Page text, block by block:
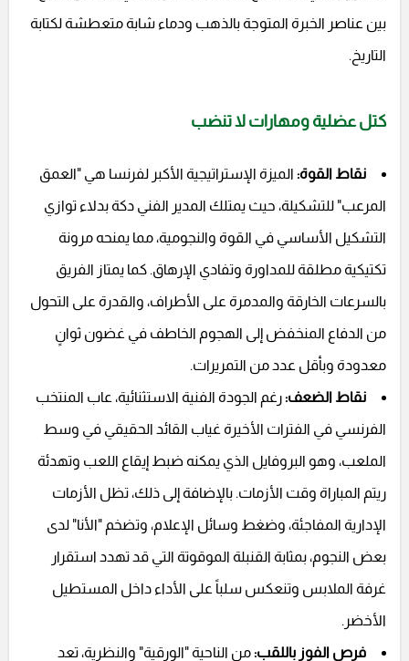
بين عناصر الخبرة المتوجة بالذهب ودماء شابة متعطشة لكتابة
التاريخ.
كتل عضلية ومهارات لا تنضب
نقاط القوة: الميزة الإستراتيجية الأكبر لفرنسا هي "العمق
المرعب" للتشكيلة، حيث يمتلك المدير الفني دكة بدلاء توازي
التشكيل الأساسي في القوة والنجومية، مما يمنحه مرونة
تكتيكية مطلقة للمداورة وتفادي الإرهاق. كما يمتاز الفريق
بالسرعات الخارقة والمدمرة على الأطراف، والقدرة على التحول
من الدفاع المنخفض إلى الهجوم الخاطف في غضون ثوانٍ
معدودة وبأقل عدد من التمريرات.
نقاط الضعف:رغم الجودة الفنية الاستثنائية، عاب المنتخب
الفرنسي في الفترات الأخيرة غياب القائد الحقيقي في وسط
الملعب، وهو البروفايل الذي يمكنه ضبط إيقاع اللعب وتهدئة
ريتم المباراة وقت الأزمات. بالإضافة إلى ذلك، تظل الأزمات
الإدارية المفاجئة، وضغط وسائل الإعلام، وتضخم "الأنا" لدى
بعض النجوم، بمثابة القنبلة الموقوتة التي قد تهدد استقرار
غرفة الملابس وتنعكس سلباً على الأداء داخل المستطيل
الأخضر.
فرص الفوز باللقب:من الناحية "الورقية" والنظرية، تعد